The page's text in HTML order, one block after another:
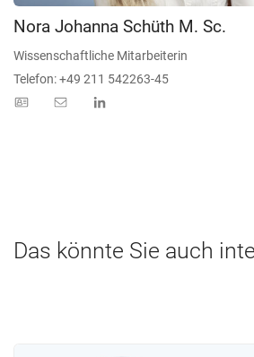
Nora Johanna Schüth M. Sc.
Wissenschaftliche Mitarbeiterin
Telefon: +49 211 542263-45
Das könnte Sie auch